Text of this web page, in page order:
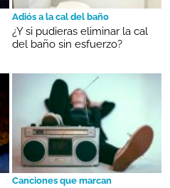
Adiós a la cal del baño
¿Y si pudieras eliminar la cal
del baño sin esfuerzo?
Canciones que marcan